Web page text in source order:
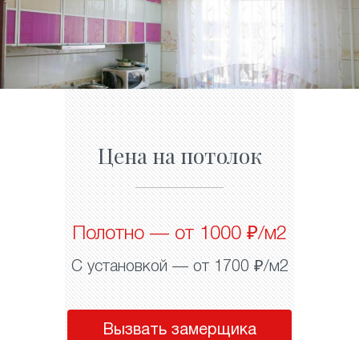
Цена на потолок
Полотно — от 1000 ₽/м2
С установкой — от 1700 ₽/м2
Вызвать замерщика